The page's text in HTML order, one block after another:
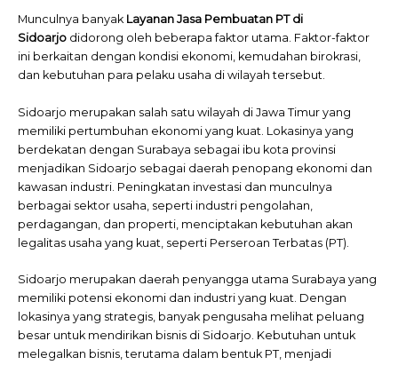
Munculnya banyak Layanan Jasa Pembuatan PT di
Sidoarjo didorong oleh beberapa faktor utama. Faktor-faktor
ini berkaitan dengan kondisi ekonomi, kemudahan birokrasi,
dan kebutuhan para pelaku usaha di wilayah tersebut.
Sidoarjo merupakan salah satu wilayah di Jawa Timur yang
memiliki pertumbuhan ekonomi yang kuat. Lokasinya yang
berdekatan dengan Surabaya sebagai ibu kota provinsi
menjadikan Sidoarjo sebagai daerah penopang ekonomi dan
kawasan industri. Peningkatan investasi dan munculnya
berbagai sektor usaha, seperti industri pengolahan,
perdagangan, dan properti, menciptakan kebutuhan akan
legalitas usaha yang kuat, seperti Perseroan Terbatas (PT).
Sidoarjo merupakan daerah penyangga utama Surabaya yang
memiliki potensi ekonomi dan industri yang kuat. Dengan
lokasinya yang strategis, banyak pengusaha melihat peluang
besar untuk mendirikan bisnis di Sidoarjo. Kebutuhan untuk
melegalkan bisnis, terutama dalam bentuk PT, menjadi